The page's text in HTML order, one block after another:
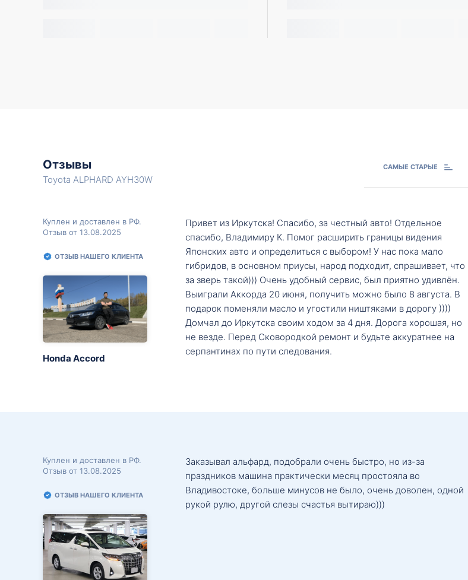
Отзывы
Toyota ALPHARD AYH30W
САМЫЕ СТАРЫЕ
Куплен и доставлен в РФ.
Отзыв от 13.08.2025
ОТЗЫВ НАШЕГО КЛИЕНТА
Honda Accord
Привет из Иркутска! Спасибо, за честный авто! Отдельное
спасибо, Владимиру К. Помог расширить границы видения
Японских авто и определиться с выбором! У нас пока мало
гибридов, в основном приусы, народ подходит, спрашивает, что
за зверь такой))) Очень удобный сервис, был приятно удивлён.
Выиграли Аккорда 20 июня, получить можно было 8 августа. В
подарок поменяли масло и угостили ништяками в дорогу ))))
Домчал до Иркутска своим ходом за 4 дня. Дорога хорошая, но
не везде. Перед Сковородкой ремонт и будьте аккуратнее на
серпантинах по пути следования.
Куплен и доставлен в РФ.
Отзыв от 13.08.2025
ОТЗЫВ НАШЕГО КЛИЕНТА
Заказывал альфард, подобрали очень быстро, но из-за
праздников машина практически месяц простояла во
Владивостоке, больше минусов не было, очень доволен, одной
рукой рулю, другой слезы счастья вытираю)))